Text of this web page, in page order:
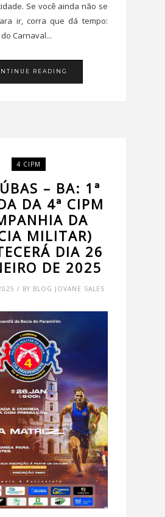
Se você ainda não se
ir, corra que dá tempo:
Carnaval...
READING
4 CIPM
– BA: 1ª
DA 4ª CIPM
DA
MILITAR)
DIA 26
DE 2025
/ BY BLOG JOVANE SALES